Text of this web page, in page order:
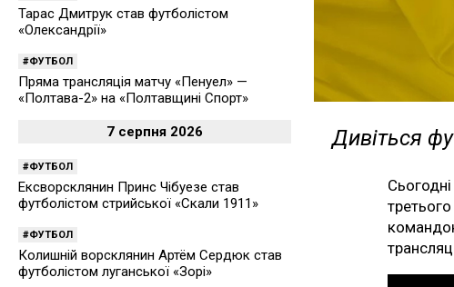
Дивіться
Тарас Дмитрук став футболістом
«Олександрії»
ФУТБОЛ
Пряма трансляція матчу «Пенуел» —
«Полтава-2» на «Полтавщині Спорт»
7 серпня 2026
ФУТБОЛ
Ексворсклянин Принс Чібуезе став
футболістом стрийської «Скали 1911»
ФУТБОЛ
Колишній ворсклянин Артём Сердюк став
футболістом луганської «Зорі»